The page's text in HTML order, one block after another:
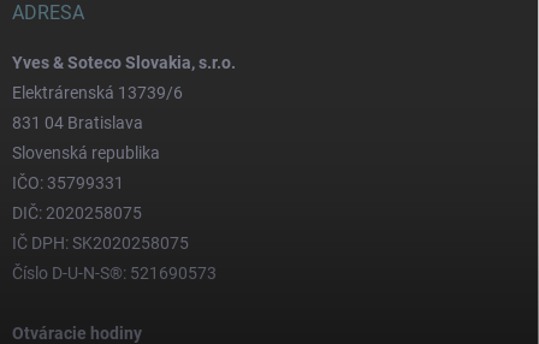
ADRESA
Yves & Soteco Slovakia, s.r.o.
Elektrárenská 13739/6
831 04 Bratislava
Slovenská republika
IČO: 35799331
DIČ: 2020258075
IČ DPH: SK2020258075
Číslo D-U-N-S®: 521690573
Otváracie hodiny